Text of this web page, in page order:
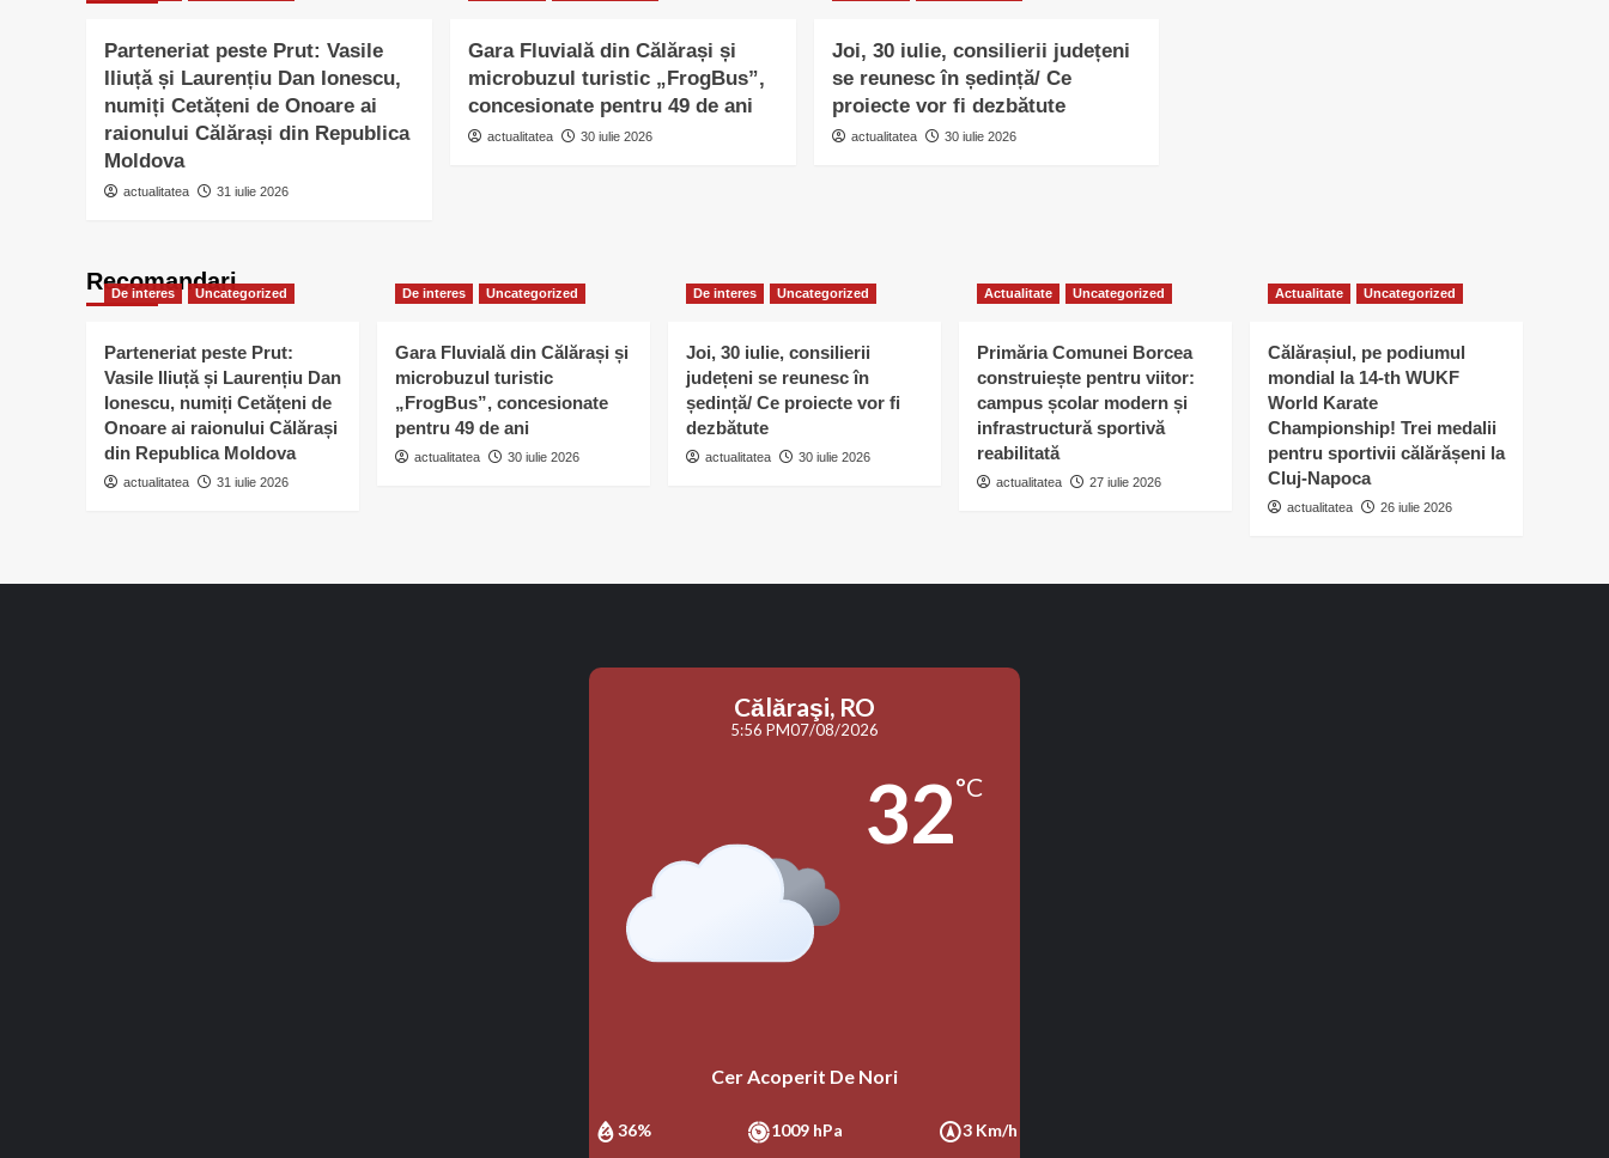
Parteneriat peste Prut: Vasile
Iliuță și Laurențiu Dan Ionescu,
numiți Cetățeni de Onoare ai
raionului Călărași din Republica
Moldova
actualitatea 31 iulie 2026
Gara Fluvială din Călărași și
microbuzul turistic „FrogBus”,
concesionate pentru 49 de ani
actualitatea 30 iulie 2026
Joi, 30 iulie, consilierii județeni
se reunesc în ședință/ Ce
proiecte vor fi dezbătute
actualitatea 30 iulie 2026
Recomandari
De interes Uncategorized
Parteneriat peste Prut:
Vasile Iliuță și Laurențiu Dan
Ionescu, numiți Cetățeni de
Onoare ai raionului Călărași
din Republica Moldova
actualitatea 31 iulie 2026
De interes Uncategorized
Gara Fluvială din Călărași și
microbuzul turistic
„FrogBus”, concesionate
pentru 49 de ani
actualitatea 30 iulie 2026
De interes Uncategorized
Joi, 30 iulie, consilierii
județeni se reunesc în
ședință/ Ce proiecte vor fi
dezbătute
actualitatea 30 iulie 2026
Actualitate Uncategorized
Primăria Comunei Borcea
construiește pentru viitor:
campus școlar modern și
infrastructură sportivă
reabilitată
actualitatea 27 iulie 2026
Actualitate Uncategorized
Călărașiul, pe podiumul
mondial la 14-th WUKF
World Karate
Championship! Trei medalii
pentru sportivii călărășeni la
Cluj-Napoca
actualitatea 26 iulie 2026
Călăraşi, RO
5:56 PM07/08/2026
32°C
Cer Acoperit De Nori
36% 1009 hPa 3 Km/h